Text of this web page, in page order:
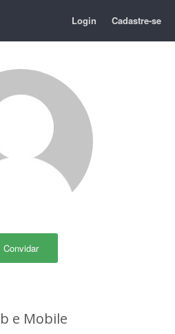
Login Cadastre-se
Convidar
e Mobile